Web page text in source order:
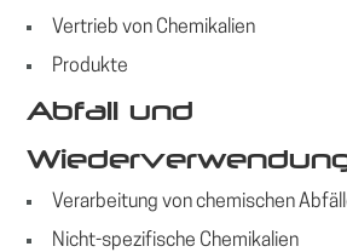
Vertrieb von Chemikalien
Produkte
Abfall und
Verarbeitung von chemischen
Nicht-spezifische Chemikalien